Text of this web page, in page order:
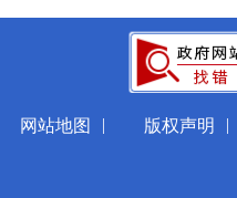
网站地图 | 版权声明 |